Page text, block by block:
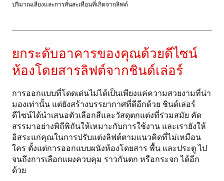
ปริมาณเสียงและการสั่นสะเทือนที่เกิดจากลิฟต์
ยกระดับอาคารของคุณด้วยดีไซน์
ห้องโดยสารลิฟต์จากชินด์เล่อร์
การออกแบบที่โดดเด่นไม่ได้เป็นเพียงแค่ความสวยงามที่น่า
มองเท่านั้น แต่ยังสร้างบรรยากาศที่ดีอีกด้วย ชินด์เล่อร์
ดีไซน์ได้นำเสนอตัวเลือกสีและวัสดุตกแต่งที่ร่วมสมัย คัด
สรรมาอย่างพิถีพิถันให้เหมาะกับการใช้งาน และเรายังให้
อิสระแก่คุณในการปรับแต่งลิฟต์ตามแนวคิดที่ไม่เหมือน
ใคร ตั้งแต่การออกแบบผนังห้องโดยสาร พื้น และประตู ไป
จนถึงการเลือกแผงควบคุม ราวกันตก หรือกระจก ได้อีก
ด้วย